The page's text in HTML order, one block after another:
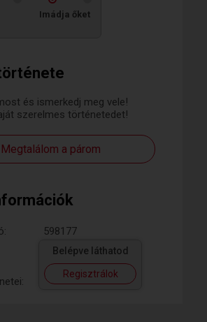
és ismerkedj meg vele!
szerelmes történetedet!
Megtalálom a párom
598177
Belépve láthatod
Regisztrálok
Imádja őket